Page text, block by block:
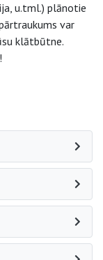
u.tml.) plānotie
var
klātbūtne.